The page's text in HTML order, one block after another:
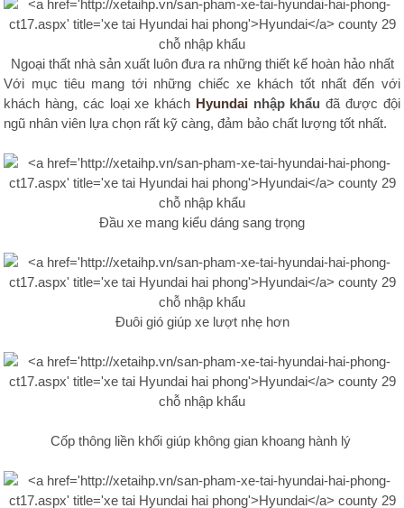
Ngoại thất nhà sản xuất luôn đưa ra những thiết kế hoàn hảo nhất
Với mục tiêu mang tới những chiếc xe khách tốt nhất đến với
khách hàng, các loại xe khách Hyundainhập khẩu đã được đội
ngũ nhân viên lựa chọn rất kỹ càng, đảm bảo chất lượng tốt nhất.
Đầu xe mang kiểu dáng sang trọng
Đuôi gió giúp xe lượt nhẹ hơn
Cốp thông liền khối giúp không gian khoang hành lý